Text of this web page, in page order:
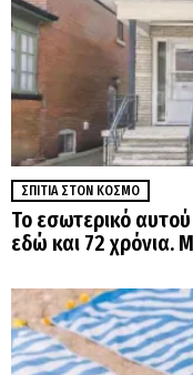
ΣΠΊΤΙΑ ΣΤΟΝ ΚΌΣΜΟ
Το εσωτερικό αυτού
εδώ και 72 χρόνια.